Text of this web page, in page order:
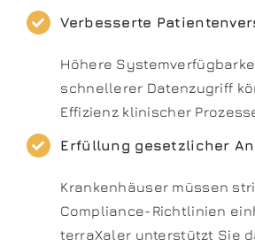
Verbesserte
Höhere
schnellerer Datenzugriff
Effizienz klinischer
Erfüllung gesetzlicher
Krankenhäuser müssen
Compliance-Richtlinien
terraXaler unterstützt Sie